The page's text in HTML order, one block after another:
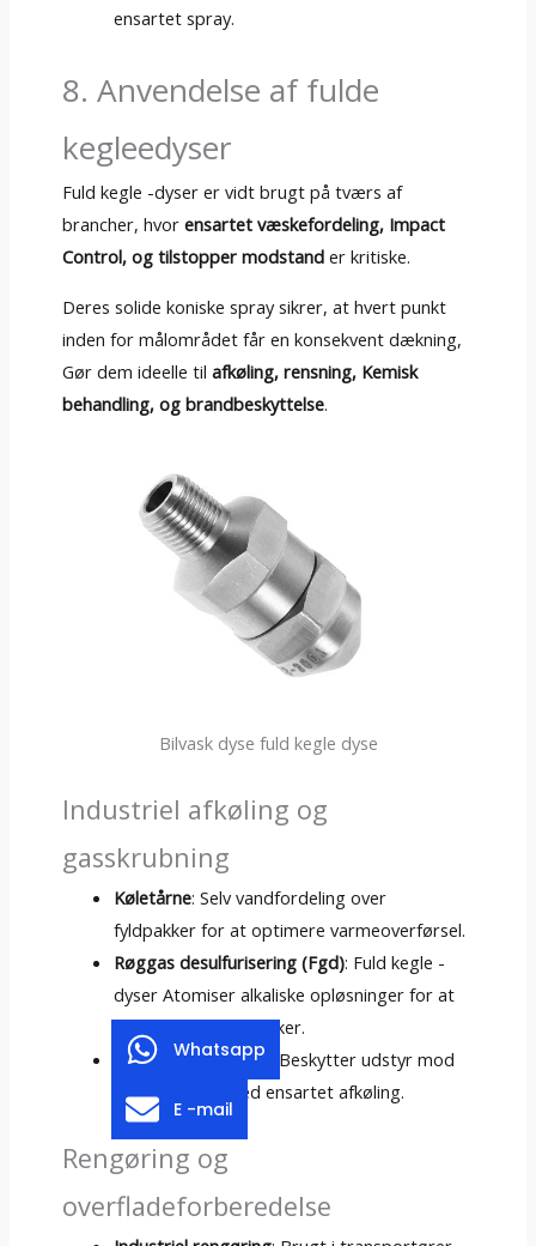
ensartet spray.
8. Anvendelse af fulde
kegleedyser
Fuld kegle -dyser er vidt brugt på tværs af
brancher, hvor ensartet væskefordeling, Impact
Control, og tilstopper modstander kritiske.
Deres solide koniske spray sikrer, at hvert punkt
inden for målområdet får en konsekvent dækning,
Gør dem ideelle til afkøling, rensning, Kemisk
behandling, og brandbeskyttelse.
Bilvask dyse fuld kegle dyse
Industriel afkøling og
gasskrubning
Køletårne: Selv vandfordeling over
fyldpakker for at optimere varmeoverførsel.
Røggas desulfurisering (Fgd): Fuld kegle -
dyser Atomiser alkaliske opløsninger for at
fjerne SO₂ i kraftværker.
Varmeveksler spray
: Beskytter udstyr mod
termisk stress ved ensartet afkøling.
Rengøring og
overfladeforberedelse
Whatsapp
E -mail